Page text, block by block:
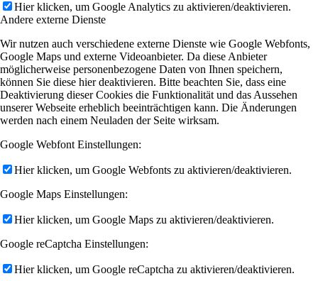
Hier klicken, um Google Analytics zu aktivieren/deaktivieren.
Andere externe Dienste
Wir nutzen auch verschiedene externe Dienste wie Google Webfonts,
Google Maps und externe Videoanbieter. Da diese Anbieter
möglicherweise personenbezogene Daten von Ihnen speichern,
können Sie diese hier deaktivieren. Bitte beachten Sie, dass eine
Deaktivierung dieser Cookies die Funktionalität und das Aussehen
unserer Webseite erheblich beeinträchtigen kann. Die Änderungen
werden nach einem Neuladen der Seite wirksam.
Google Webfont Einstellungen:
Hier klicken, um Google Webfonts zu aktivieren/deaktivieren.
Google Maps Einstellungen:
Hier klicken, um Google Maps zu aktivieren/deaktivieren.
Google reCaptcha Einstellungen:
Hier klicken, um Google reCaptcha zu aktivieren/deaktivieren.